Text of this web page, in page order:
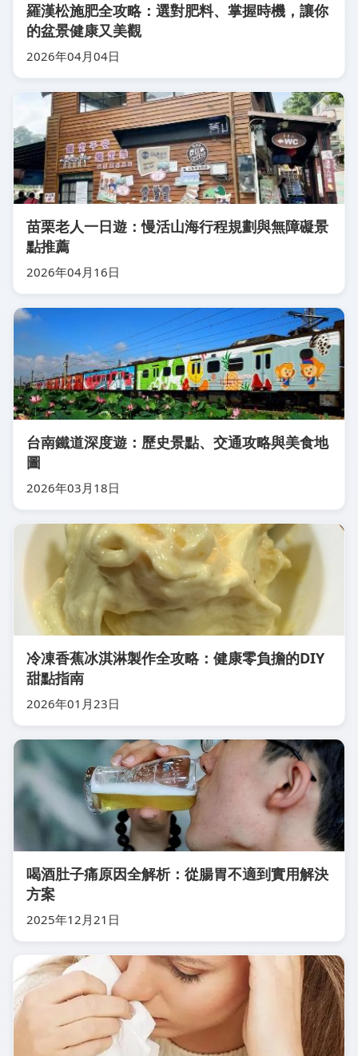
羅漢松施肥全攻略：選對肥料、掌握時機，讓你
的盆景健康又美觀
2026年04月04日
苗栗老人一日遊：慢活山海行程規劃與無障礙景
點推薦
2026年04月16日
台南鐵道深度遊：歷史景點、交通攻略與美食地
圖
2026年03月18日
冷凍香蕉冰淇淋製作全攻略：健康零負擔的DIY
甜點指南
2026年01月23日
喝酒肚子痛原因全解析：從腸胃不適到實用解決
方案
2025年12月21日